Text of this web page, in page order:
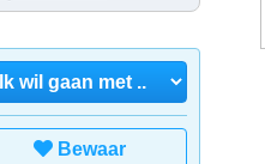
Bewaar